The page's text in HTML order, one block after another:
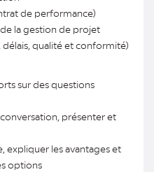
de performance)
la gestion de projet
qualité et conformité)
sur des questions
présenter et
les avantages et
options